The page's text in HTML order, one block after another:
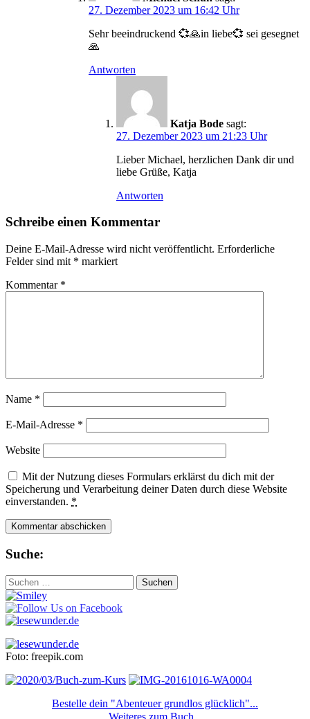
27. Dezember 2023 um 16:42 Uhr
Sehr beeindruckend 💞🙏in liebe💞 sei gesegnet
🙏
Antworten
Katja Bode sagt:
27. Dezember 2023 um 21:23 Uhr
Lieber Michael, herzlichen Dank dir und
liebe Grüße, Katja
Antworten
Schreibe einen Kommentar
Deine E-Mail-Adresse wird nicht veröffentlicht. Erforderliche
Felder sind mit * markiert
Kommentar *
Name *
E-Mail-Adresse *
Website
Mit der Nutzung dieses Formulars erklärst du dich mit der
Speicherung und Verarbeitung deiner Daten durch diese Website
einverstanden. *
Suche:
Suchen
nach:
Foto: freepik.com
Bestelle dein "Abenteuer grundlos glücklich"...
Weiteres zum Buch...